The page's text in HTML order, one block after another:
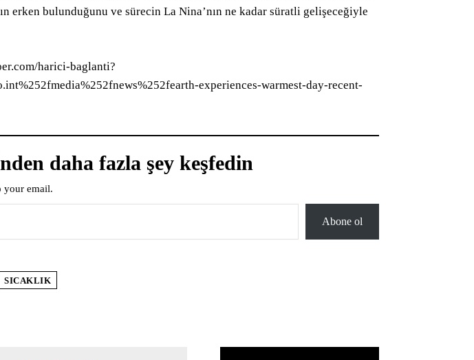
erken bulunduğunu ve sürecin La Nina’nın ne kadar süratli gelişeceğiyle
harici-baglanti?
experiences-warmest-day-recent-
daha fazla şey keşfedin
your email.
Abone ol
SICAKLIK